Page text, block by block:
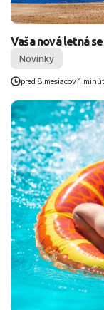
Vaša nová letná
Novinky
pred 8 mesiacov 1